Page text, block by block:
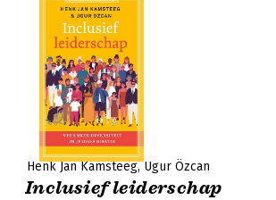
Henk Jan Kamsteeg Ugur Özcan
Inclusief leiderschap